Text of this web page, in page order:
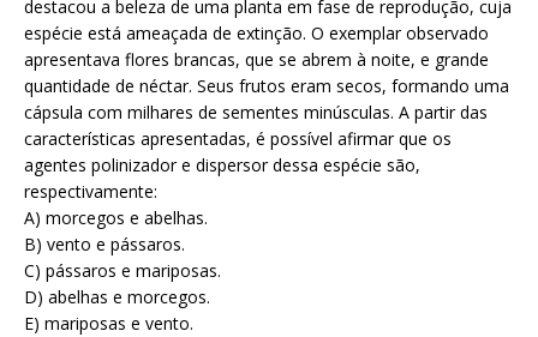
destacou a beleza de uma planta em fase de reprodução, cuja
espécie está ameaçada de extinção. O exemplar observado
apresentava flores brancas, que se abrem à noite, e grande
quantidade de néctar. Seus frutos eram secos, formando uma
cápsula com milhares de sementes minúsculas. A partir das
características apresentadas, é possível afirmar que os
agentes polinizador e dispersor dessa espécie são,
respectivamente:
A) morcegos e abelhas.
B) vento e pássaros.
C) pássaros e mariposas.
D) abelhas e morcegos.
E) mariposas e vento.